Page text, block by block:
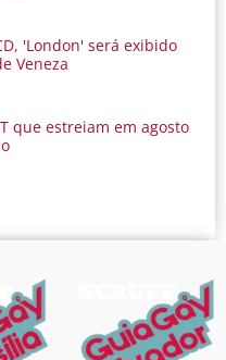
'London' será exibido
Veneza
que estreiam em agosto